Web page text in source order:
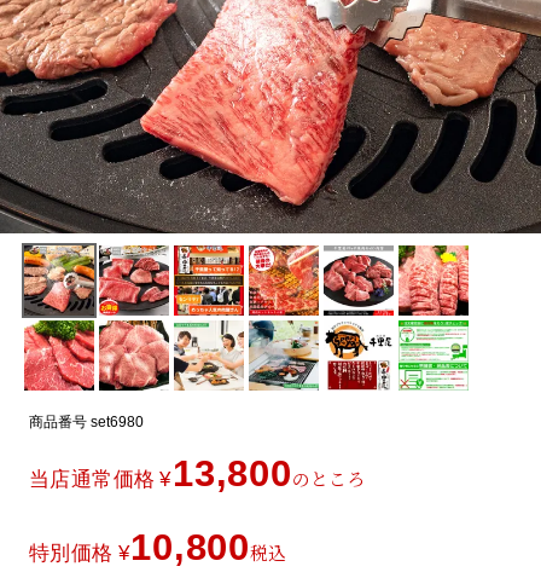
商品番号 set6980
当店通常価格 ¥13,800のところ
特別価格 ¥10,800税込